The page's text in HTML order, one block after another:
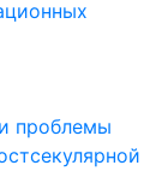
проблемы